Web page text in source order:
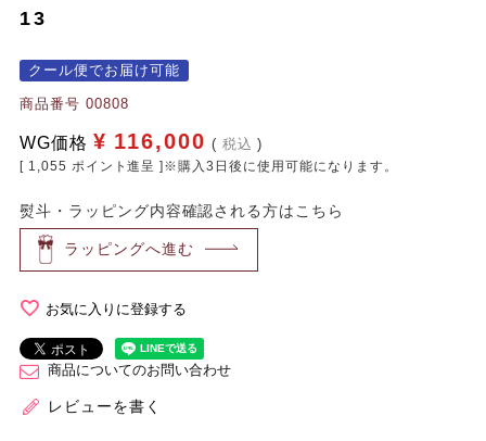
13
クール便でお届け可能
商品番号 00808
WG価格 ¥ 116,000 税込
[ 1,055 ポイント進呈 ]※購入3日後に使用可能になります。
熨斗・ラッピング内容確認される方はこちら
ラッピングへ進む
お気に入りに登録する
商品についてのお問い合わせ
レビューを書く